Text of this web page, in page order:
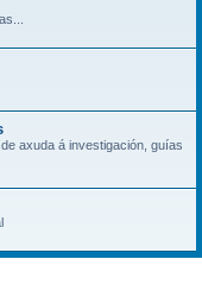
axuda á investigación, guías